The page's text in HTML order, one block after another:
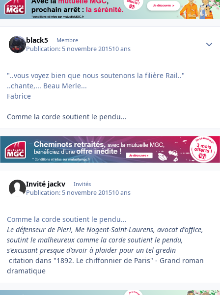
black5 Membre
Publication: 5 novembre 201510 ans
"..vous voyez bien que nous soutenons la filière Rail.."
..chante,... Beau Merle...
Fabrice
Comme la corde soutient le pendu...
Invité jackv Invités
Publication: 5 novembre 201510 ans
Comme la corde soutient le pendu...
Le défenseur de Pieri, Me Nogent-Saint-Laurens, avocat d'office,
soutint le malheureux comme la corde soutient le pendu,
s'excusant presque d'avoir à plaider pour un tel gredin
citation dans "1892. Le chiffonnier de Paris" - Grand roman
dramatique